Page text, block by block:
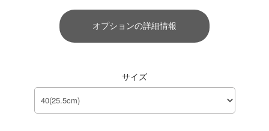
オプションの詳細情報
サイズ